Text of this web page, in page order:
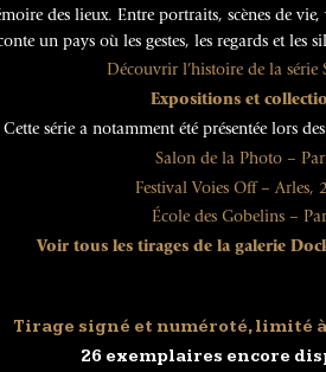
des lieux. Entre portraits, scènes de
un pays où les gestes, les regards et les
Découvrir l’histoire de la série
Expositions et
Cette série a notamment été présentée lors
Salon de la Photo –
Festival Voies Off – Arles,
École des Gobelins –
Voir tous les tirages de la galerie
Tirage signé et numéroté, limité
26 exemplaires encore